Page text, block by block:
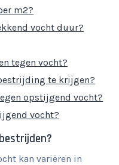
m2?
vocht duur?
tegen vocht?
te krijgen?
opstijgend vocht?
vocht?
kan variëren in